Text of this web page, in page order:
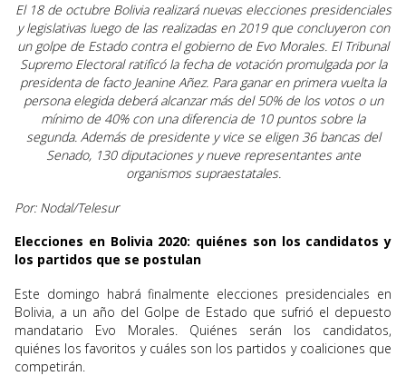
El 18 de octubre Bolivia realizará nuevas elecciones presidenciales
y legislativas luego de las realizadas en 2019 que concluyeron con
un golpe de Estado contra el gobierno de Evo Morales. El Tribunal
Supremo Electoral ratificó la fecha de votación promulgada por la
presidenta de facto Jeanine Añez. Para ganar en primera vuelta la
persona elegida deberá alcanzar más del 50% de los votos o un
mínimo de 40% con una diferencia de 10 puntos sobre la
segunda. Además de presidente y vice se eligen 36 bancas del
Senado, 130 diputaciones y nueve representantes ante
organismos supraestatales.
Por: Nodal/Telesur
Elecciones en Bolivia 2020: quiénes son los candidatos y
los partidos que se postulan
Este domingo habrá finalmente elecciones presidenciales en
Bolivia, a un año del Golpe de Estado que sufrió el depuesto
mandatario Evo Morales. Quiénes serán los candidatos,
quiénes los favoritos y cuáles son los partidos y coaliciones que
competirán.